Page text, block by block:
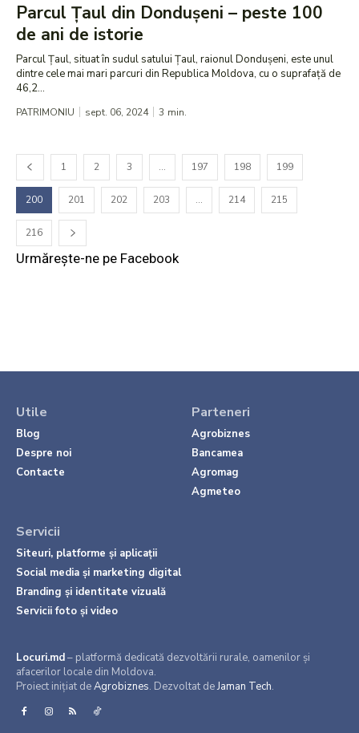
Parcul Țaul din Dondușeni – peste 100
de ani de istorie
Parcul Țaul, situat în sudul satului Țaul, raionul Dondușeni, este unul
dintre cele mai mari parcuri din Republica Moldova, cu o suprafață de
46,2...
PATRIMONIU sept. 06, 2024 3 min.
1 2 3 … 197 198 199
200 201 202 203 … 214 215
216
Urmărește-ne pe Facebook
Utile
Blog
Despre noi
Contacte
Parteneri
Agrobiznes
Bancamea
Agromag
Agmeteo
Servicii
Siteuri, platforme și aplicații
Social media și marketing digital
Branding și identitate vizuală
Servicii foto și video
Locuri.md– platformă dedicată dezvoltării rurale, oamenilor și
afacerilor locale din Moldova.
Proiect inițiat deAgrobiznes. Dezvoltat deJaman Tech.